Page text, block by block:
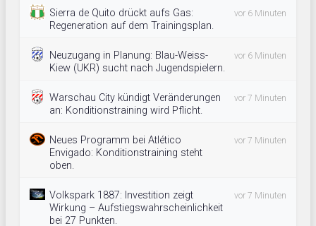
Sierra de Quito drückt aufs Gas:
Regeneration auf dem Trainingsplan.
vor 6 Minuten
Neuzugang in Planung: Blau-Weiss-
Kiew (UKR) sucht nach Jugendspielern.
vor 6 Minuten
Warschau City kündigt Veränderungen
an: Konditionstraining wird Pflicht.
vor 7 Minuten
Neues Programm bei Atlético
Envigado: Konditionstraining steht
oben.
vor 7 Minuten
Volkspark 1887: Investition zeigt
Wirkung – Aufstiegswahrscheinlichkeit
bei 27 Punkten.
vor 7 Minuten